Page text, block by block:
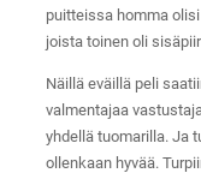
puitteissa homma
joista toinen oli
Näillä eväillä peli
valmentajaa
yhdellä tuomarilla. Ja
ollenkaan hyvää.